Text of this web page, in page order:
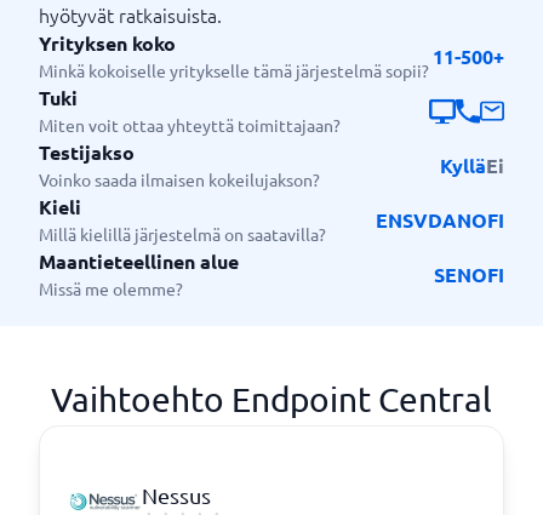
hyötyvät ratkaisuista.
Yrityksen koko
Minkä kokoiselle yritykselle tämä järjestelmä sopii?
11-500+
Tuki
Miten voit ottaa yhteyttä toimittajaan?
Testijakso
Voinko saada ilmaisen kokeilujakson?
KylläEi
Kieli
Millä kielillä järjestelmä on saatavilla?
ENSVDANOFI
Maantieteellinen alue
Missä me olemme?
SENOFI
Vaihtoehto Endpoint Central
Nessus